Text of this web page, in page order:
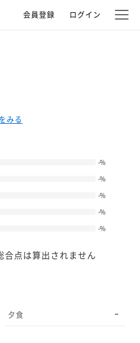
会員登録 ログイン
みる
-%
-%
-%
-%
-%
合点は算出されません
夕食 -